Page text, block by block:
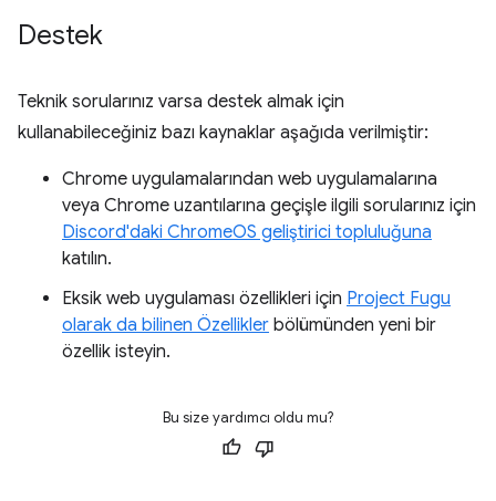
Destek
Teknik sorularınız varsa destek almak için
kullanabileceğiniz bazı kaynaklar aşağıda verilmiştir:
Chrome uygulamalarından web uygulamalarına
veya Chrome uzantılarına geçişle ilgili sorularınız için
Discord'daki ChromeOS geliştirici topluluğuna
katılın.
Eksik web uygulaması özellikleri için Project Fugu
olarak da bilinen Özellikler bölümünden yeni bir
özellik isteyin.
Bu size yardımcı oldu mu?